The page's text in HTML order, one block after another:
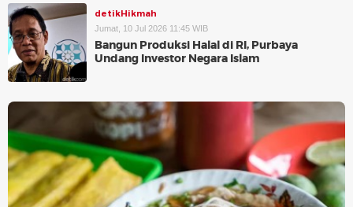
detikHikmah
Jumat, 10 Jul 2026 11:45 WIB
Bangun Produksi Halal di RI, Purbaya
Undang Investor Negara Islam